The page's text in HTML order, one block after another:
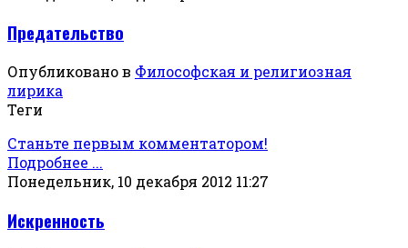
Предательство
Опубликовано в Философская и религиозная
лирика
Теги
Станьте первым комментатором!
Подробнее ...
Понедельник, 10 декабря 2012 11:27
Искренность